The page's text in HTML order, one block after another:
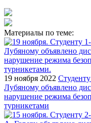
Материалы по теме:
19 ноября 2022
Лубяному объявлено
нарушение режима
турникетами